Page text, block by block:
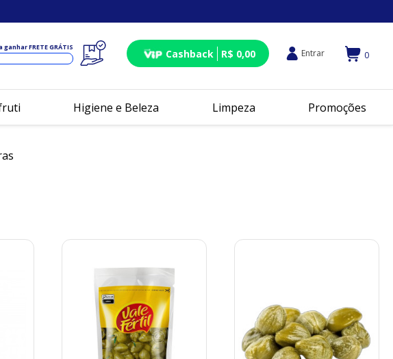
ganhar FRETE GRÁTIS Cashback R$ 0,00 Entrar 0
Higiene e Beleza Limpeza Promoções